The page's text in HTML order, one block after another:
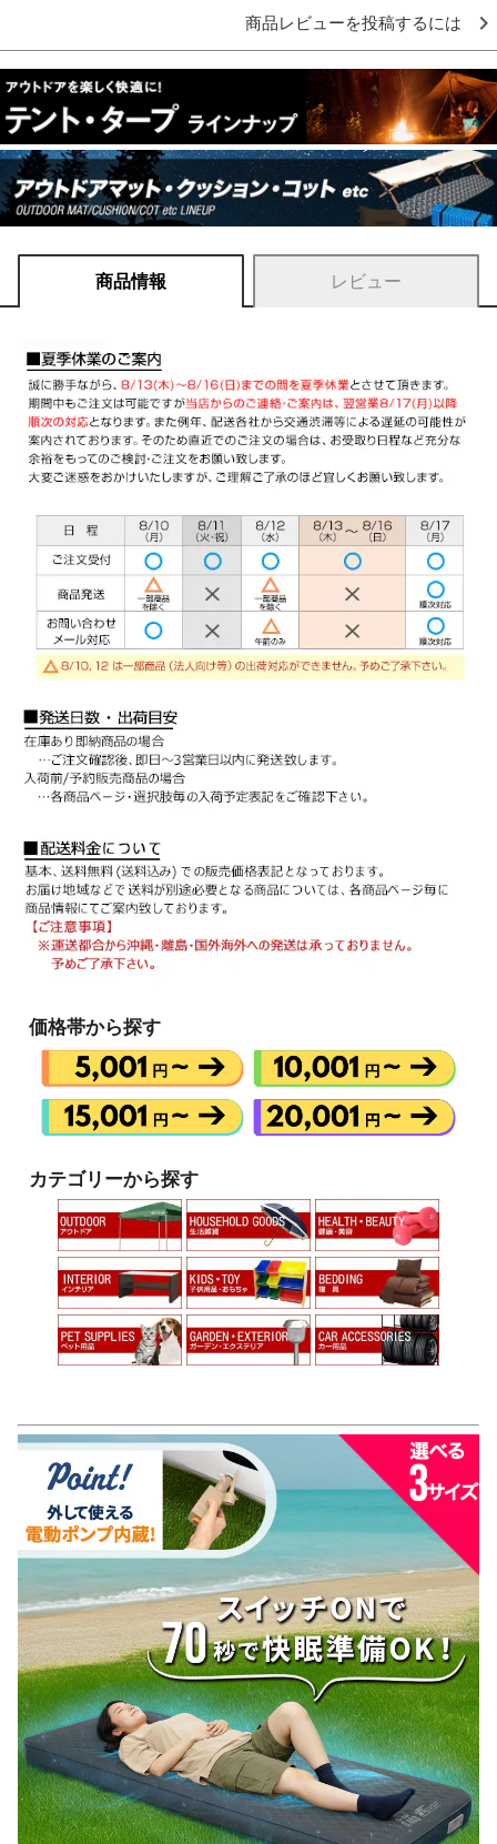
商品レビューを投稿するには
商品情報 レビュー
価格帯から探す
カテゴリーから探す